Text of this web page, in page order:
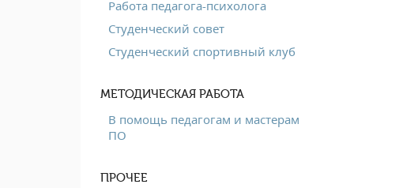
Работа педагога-психолога
Студенческий совет
Студенческий спортивный клуб
МЕТОДИЧЕСКАЯ РАБОТА
В помощь педагогам и мастерам
ПО
ПРОЧЕЕ